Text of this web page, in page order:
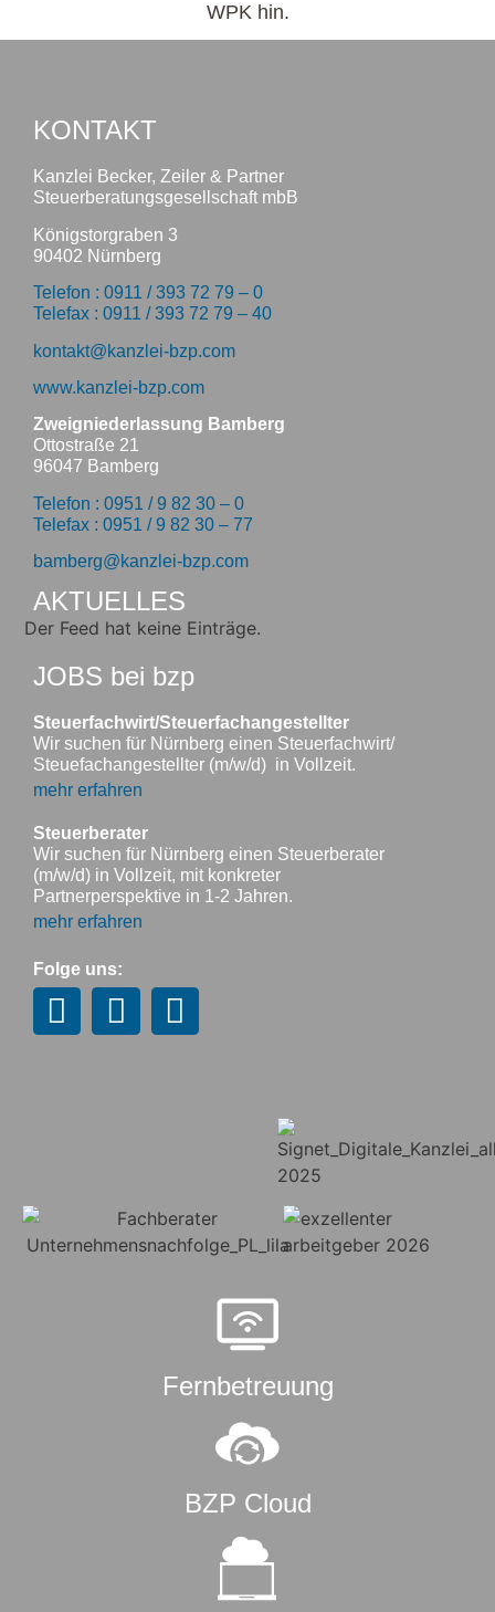
WPK hin.
KONTAKT
Kanzlei Becker, Zeiler & Partner
Steuerberatungsgesellschaft mbB
Königstorgraben 3
90402 Nürnberg
Telefon : 0911 / 393 72 79 – 0
Telefax : 0911 / 393 72 79 – 40
kontakt@kanzlei-bzp.com
www.kanzlei-bzp.com
Zweigniederlassung Bamberg
Ottostraße 21
96047 Bamberg
Telefon : 0951 / 9 82 30 – 0
Telefax : 0951 / 9 82 30 – 77
bamberg@kanzlei-bzp.com
AKTUELLES
Der Feed hat keine Einträge.
JOBS bei bzp
Steuerfachwirt/Steuerfachangestellter
Wir suchen für Nürnberg einen Steuerfachwirt/
Steuefachangestellter (m/w/d) in Vollzeit.
mehr erfahren
Steuerberater
Wir suchen für Nürnberg einen Steuerberater
(m/w/d) in Vollzeit, mit konkreter
Partnerperspektive in 1-2 Jahren.
mehr erfahren
Folge uns:
Fernbetreuung
BZP Cloud